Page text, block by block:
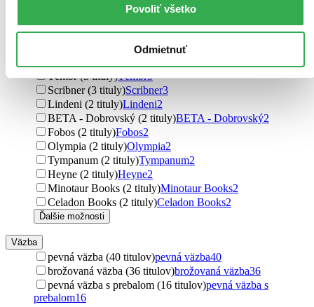
Povoliť všetko
Odmietnuť
Laser books (3 tituly)Laser books
Corgi Books (3 tituly)Corgi Books3
MacMillan (3 tituly)MacMillan3
Témbr (3 tituly)Témbr3
Scribner (3 tituly)Scribner3
Lindeni (2 tituly)Lindeni2
BETA - Dobrovský (2 tituly)BETA - Dobrovský2
Fobos (2 tituly)Fobos2
Olympia (2 tituly)Olympia2
Tympanum (2 tituly)Tympanum2
Heyne (2 tituly)Heyne2
Minotaur Books (2 tituly)Minotaur Books2
Celadon Books (2 tituly)Celadon Books2
Ďalšie možnosti
Väzba
pevná väzba (40 titulov)pevná väzba40
brožovaná väzba (36 titulov)brožovaná väzba36
pevná väzba s prebalom (16 titulov)pevná väzba s
prebalom16